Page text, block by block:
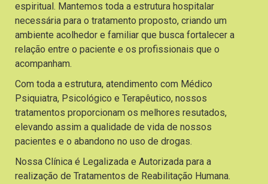
espiritual. Mantemos toda a estrutura hospitalar
necessária para o tratamento proposto, criando um
ambiente acolhedor e familiar que busca fortalecer a
relação entre o paciente e os profissionais que o
acompanham.
Com toda a estrutura, atendimento com Médico
Psiquiatra, Psicológico e Terapêutico, nossos
tratamentos proporcionam os melhores resutados,
elevando assim a qualidade de vida de nossos
pacientes e o abandono no uso de drogas.
Nossa Clínica é Legalizada e Autorizada para a
realização de Tratamentos de Reabilitação Humana.